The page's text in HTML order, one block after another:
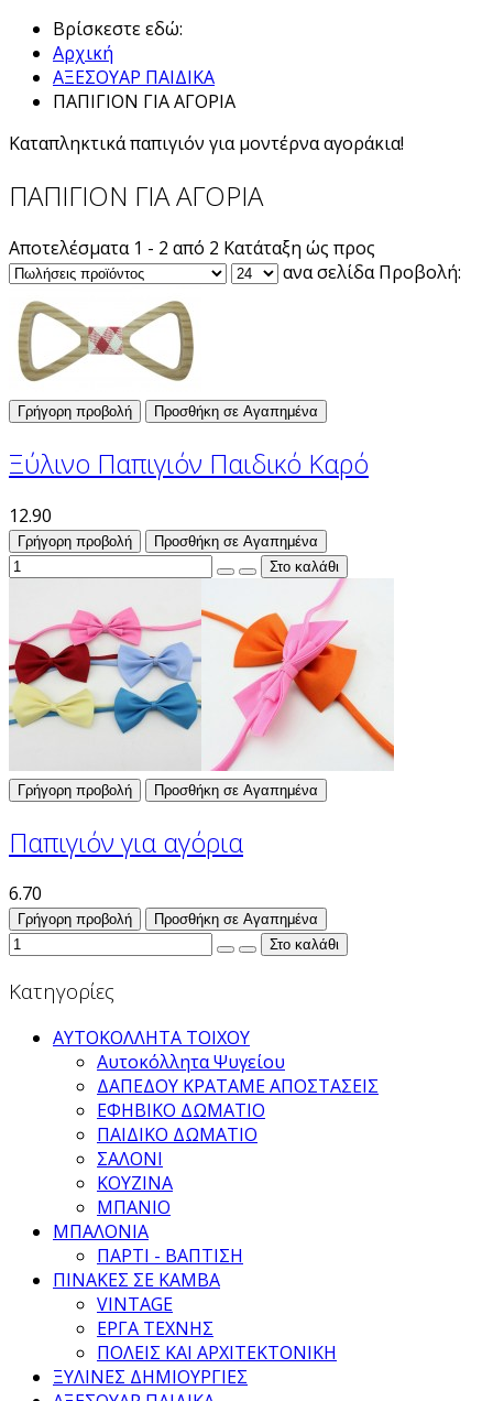
Βρίσκεστε εδώ:
Αρχική
ΑΞΕΣΟΥΑΡ ΠΑΙΔΙΚΑ
ΠΑΠΙΓΙΟΝ ΓΙΑ ΑΓΟΡΙΑ
Καταπληκτικά παπιγιόν για μοντέρνα αγοράκια!
ΠΑΠΙΓΙΟΝ ΓΙΑ ΑΓΟΡΙΑ
Αποτελέσματα 1 - 2 από 2 Κατάταξη ώς προς
ανα σελίδα Προβολή:
Γρήγορη προβολή Προσθήκη σε Αγαπημένα
Ξύλινο Παπιγιόν Παιδικό Καρό
12.90
Γρήγορη προβολή Προσθήκη σε Αγαπημένα
Γρήγορη προβολή Προσθήκη σε Αγαπημένα
Παπιγιόν για αγόρια
6.70
Γρήγορη προβολή Προσθήκη σε Αγαπημένα
Κατηγορίες
ΑΥΤΟΚΟΛΛΗΤΑ ΤΟΙΧΟΥ
Αυτοκόλλητα Ψυγείου
ΔΑΠΕΔΟΥ ΚΡΑΤΑΜΕ ΑΠΟΣΤΑΣΕΙΣ
ΕΦΗΒΙΚΟ ΔΩΜΑΤΙΟ
ΠΑΙΔΙΚΟ ΔΩΜΑΤΙΟ
ΣΑΛΟΝΙ
ΚΟΥΖΙΝΑ
ΜΠΑΝΙΟ
ΜΠΑΛΟΝΙΑ
ΠΑΡΤΙ - ΒΑΠΤΙΣΗ
ΠΙΝΑΚΕΣ ΣΕ ΚΑΜΒΑ
VINTAGE
ΕΡΓΑ ΤΕΧΝΗΣ
ΠΟΛΕΙΣ ΚΑΙ ΑΡΧΙΤΕΚΤΟΝΙΚΗ
ΞΥΛΙΝΕΣ ΔΗΜΙΟΥΡΓΙΕΣ